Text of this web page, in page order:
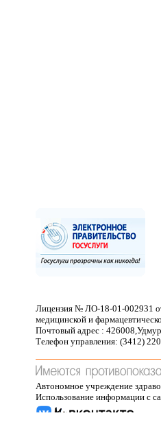
Лицензия № ЛО-18-01-002931
медицинской и
Почтовый адрес :
Телефон управления: (3412)
Автономное учреждение
Использование информации с